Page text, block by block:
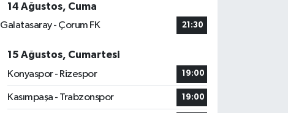
14 Ağustos, Cuma
Galatasaray - Çorum FK
21:30
15 Ağustos, Cumartesi
Konyaspor - Rizespor
19:00
Kasımpaşa - Trabzonspor 19:00